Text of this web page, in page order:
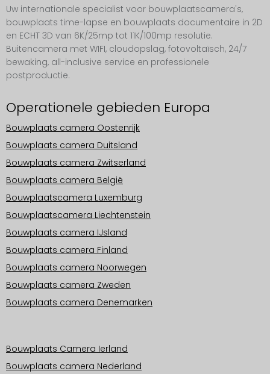
Uw internationale specialist voor bouwplaatscamera's,
bouwplaats time-lapse en bouwplaats documentaire in 2D
en ECHT 3D van 6K/25mp tot 11K/100mp resolutie.
Buitencamera met WIFI, cloudopslag, fotovoltaïsch, 24/7
bewaking, all-inclusive service en professionele
postproductie.
Operationele gebieden Europa
Bouwplaats camera Oostenrijk
Bouwplaats camera Duitsland
Bouwplaats camera Zwitserland
Bouwplaats camera België
Bouwplaatscamera Luxemburg
Bouwplaatscamera Liechtenstein
Bouwplaats camera IJsland
Bouwplaats camera Finland
Bouwplaats camera Noorwegen
Bouwplaats camera Zweden
Bouwplaats camera Denemarken
Bouwplaats Camera Ierland
Bouwplaats camera Nederland